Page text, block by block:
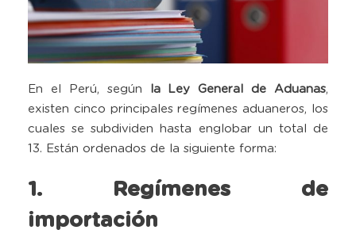
En el Perú, según la Ley General de Aduanas,
existen cinco principales regímenes aduaneros, los
cuales se subdividen hasta englobar un total de
13. Están ordenados de la siguiente forma:
1. Regímenes de
importación